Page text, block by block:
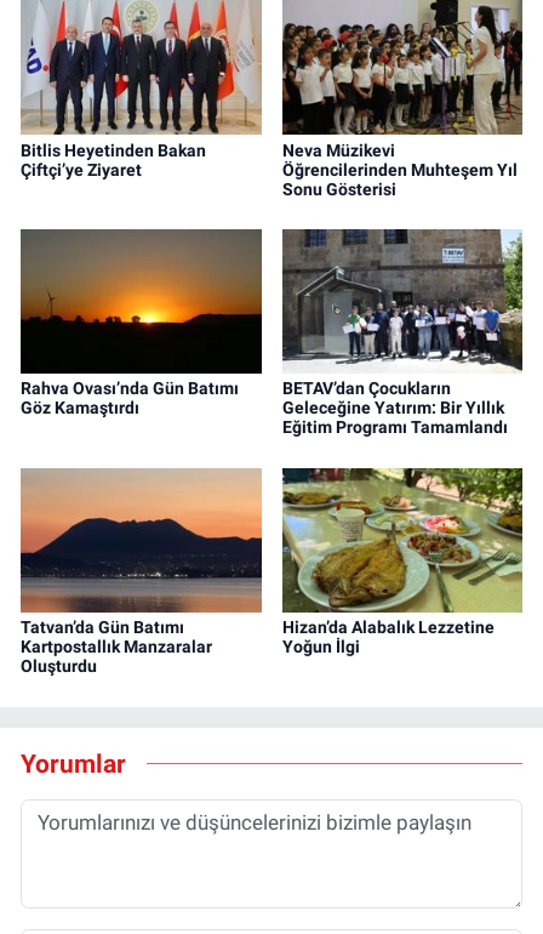
Bitlis Heyetinden Bakan
Çiftçi’ye Ziyaret
Neva Müzikevi
Öğrencilerinden Muhteşem Yıl
Sonu Gösterisi
Rahva Ovası’nda Gün Batımı
Göz Kamaştırdı
BETAV’dan Çocukların
Geleceğine Yatırım: Bir Yıllık
Eğitim Programı Tamamlandı
Tatvan’da Gün Batımı
Kartpostallık Manzaralar
Oluşturdu
Hizan’da Alabalık Lezzetine
Yoğun İlgi
Yorumlar